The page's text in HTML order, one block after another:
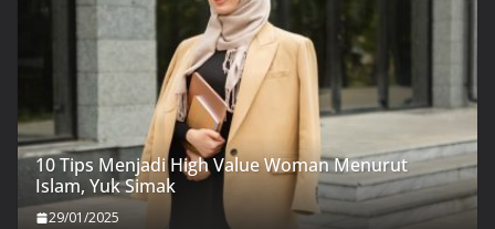
10 Tips Menjadi High Value Woman Menurut
Islam, Yuk Simak
29/01/2025